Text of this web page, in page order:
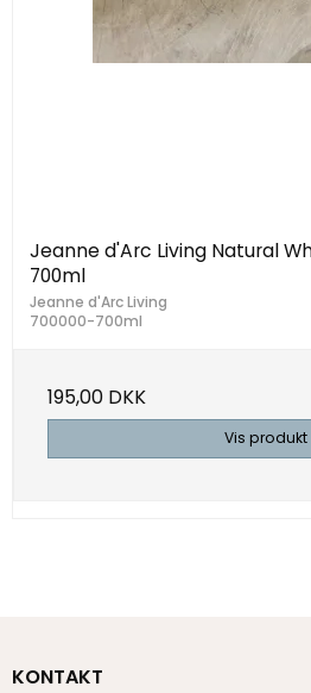
Jeanne d'Arc Living Natural
700ml
Jeanne d'Arc Living
700000-700ml
195,00 DKK
Vis produkt
KONTAKT